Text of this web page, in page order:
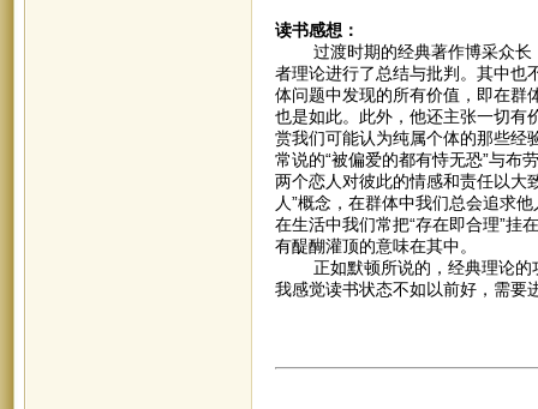
读书感想：
过渡时期的经典著作博采众长，
者理论进行了总结与批判。其中也
体问题中发现的所有价值，即在群
也是如此。此外，他还主张一切有
赏我们可能认为纯属个体的那些经
常说的“被偏爱的都有恃无恐”与布
两个恋人对彼此的情感和责任以大
人”概念，在群体中我们总会追求
在生活中我们常把“存在即合理”挂
有醍醐灌顶的意味在其中。
正如默顿所说的，经典理论的功
我感觉读书状态不如以前好，需要